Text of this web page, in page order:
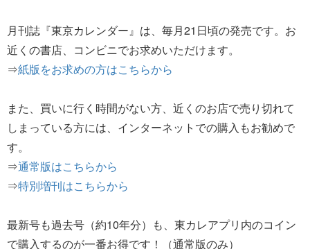
月刊誌『東京カレンダー』は、毎月21日頃の発売です。お
近くの書店、コンビニでお求めいただけます。
⇒紙版をお求めの方はこちらから
また、買いに行く時間がない方、近くのお店で売り切れて
しまっている方には、インターネットでの購入もお勧めで
す。
⇒通常版はこちらから
⇒特別増刊はこちらから
最新号も過去号（約10年分）も、東カレアプリ内のコイン
で購入するのが一番お得です！（通常版のみ）